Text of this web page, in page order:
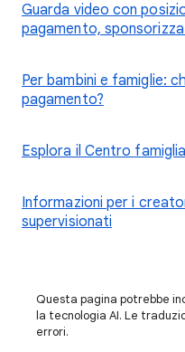
Guarda video con
pagamento,
Per bambini e famiglie:
pagamento?
Esplora il Centro famiglia
Informazioni per i
supervisionati
Questa pagina potrebbe
la tecnologia AI. Le
errori.